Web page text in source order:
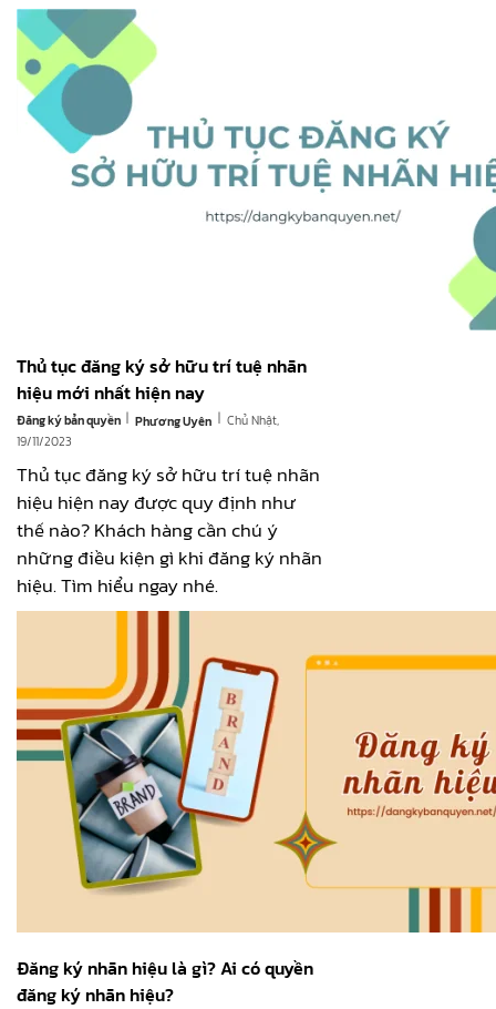
Thủ tục đăng ký sở hữu trí tuệ nhãn
hiệu mới nhất hiện nay
Đăng ký bản quyền | Phương Uyên | Chủ Nhật,
19/11/2023
Thủ tục đăng ký sở hữu trí tuệ nhãn
hiệu hiện nay được quy định như
thế nào? Khách hàng cần chú ý
những điều kiện gì khi đăng ký nhãn
hiệu. Tìm hiểu ngay nhé.
Đăng ký nhãn hiệu là gì? Ai có quyền
đăng ký nhãn hiệu?